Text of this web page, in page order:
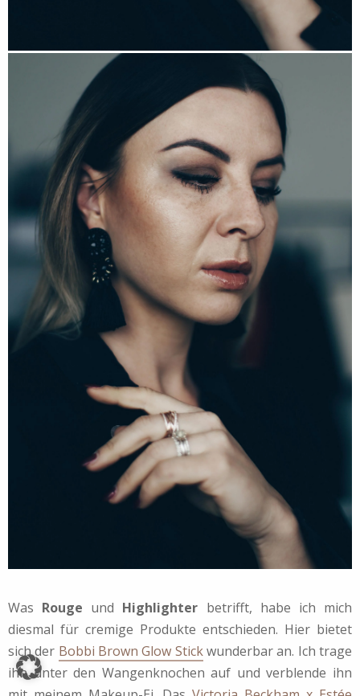
Was Rouge und Highlighter betrifft, habe ich mich
diesmal für cremige Produkte entschieden. Hier bietet
sich der Bobbi Brown Glow Stickwunderbar an. Ich trage
ihn unter den Wangenknochen auf und verblende ihn